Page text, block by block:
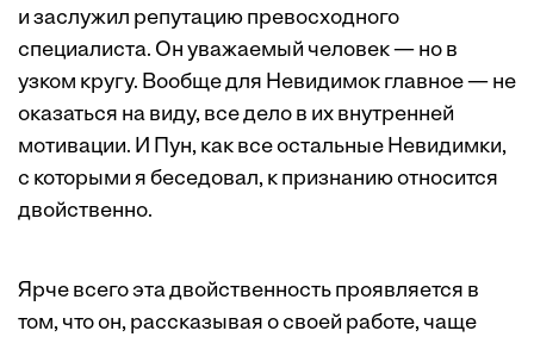
и заслужил репутацию превосходного
специалиста. Он уважаемый человек — но в
узком кругу. Вообще для Невидимок главное — не
оказаться на виду, все дело в их внутренней
мотивации. И Пун, как все остальные Невидимки,
с которыми я беседовал, к признанию относится
двойственно.
Ярче всего эта двойственность проявляется в
том, что он, рассказывая о своей работе, чаще